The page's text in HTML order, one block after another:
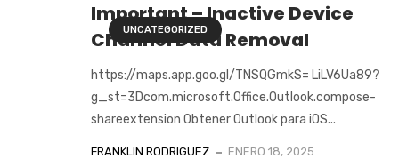
UNCATEGORIZED
Important – Inactive Device
Channel Data Removal
https://maps.app.goo.gl/TNSQGmkS= LiLV6Ua89?
g_st=3Dcom.microsoft.Office.Outlook.compose-
shareextension Obtener Outlook para iOS...
FRANKLIN RODRIGUEZ ENERO 18, 2025